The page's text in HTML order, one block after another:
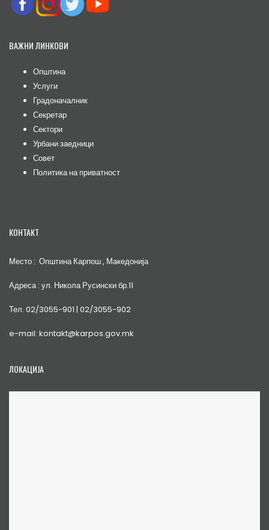
ВАЖНИ ЛИНКОВИ
Општина
Услуги
Градоначалник
Секретар
Сектори
Урбани заедници
Совет
Политика на приватност
КОНТАКТ
Место : Општина Карпош , Македонија
Адреса : ул. Никола Русински бр.11
Тел. 02/3055-901 | 02/3055-902
e-mail: kontakt@karpos.gov.mk
ЛОКАЦИЈА